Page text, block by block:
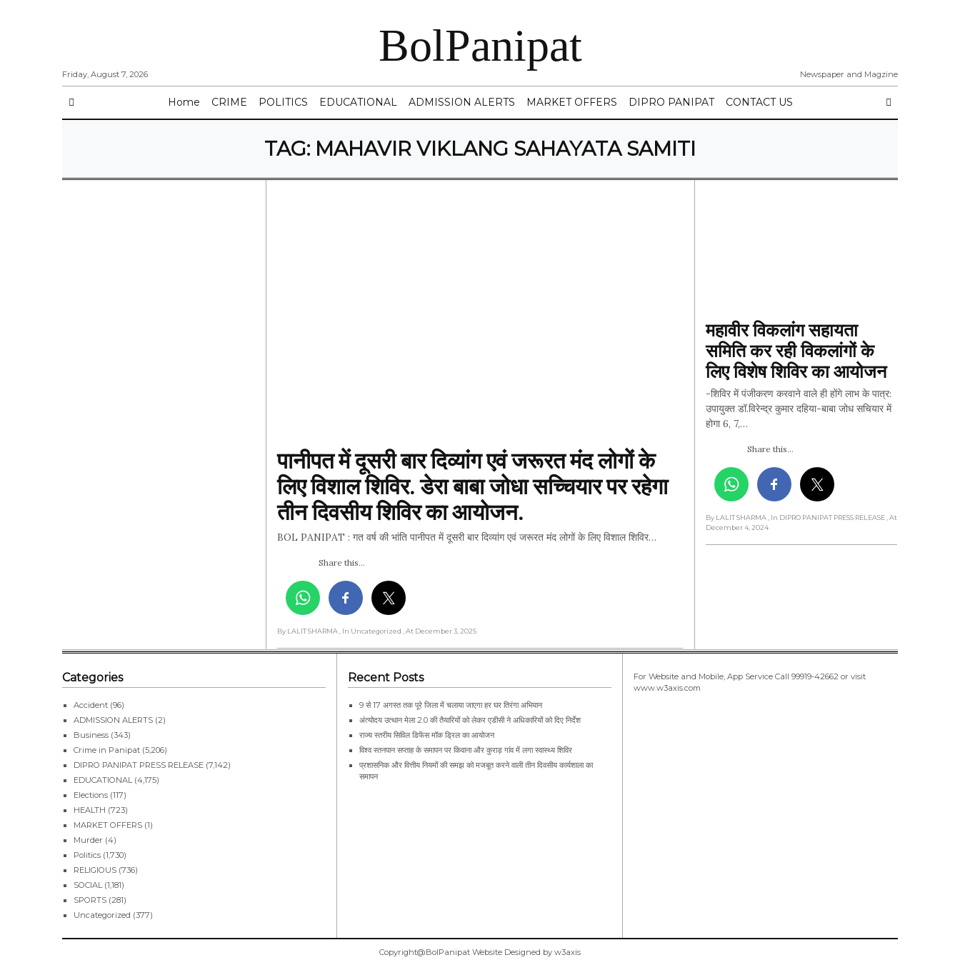
Friday, August 7, 2026
BolPanipat
Newspaper and Magzine
Home CRIME POLITICS EDUCATIONAL ADMISSION ALERTS MARKET OFFERS DIPRO PANIPAT CONTACT US
TAG: MAHAVIR VIKLANG SAHAYATA SAMITI
पानीपत में दूसरी बार दिव्यांग एवं जरूरत मंद लोगों के
लिए विशाल शिविर. डेरा बाबा जोधा सच्चियार पर रहेगा
तीन दिवसीय शिविर का आयोजन.
BOL PANIPAT : गत वर्ष की भांति पानीपत में दूसरी बार दिव्यांग एवं जरूरत मंद लोगों के लिए विशाल शिविर…
Share this...
By LALIT SHARMA , In Uncategorized , At December 3, 2025
महावीर विकलांग सहायता
समिति कर रही विकलांगों के
लिए विशेष शिविर का आयोजन
-शिविर में पंजीकरण करवाने वाले ही होंगे लाभ के पात्र:
उपायुक्त डॉ.विरेन्द्र कुमार दहिया-बाबा जोध सचियार में
होगा 6, 7,…
Share this...
By LALIT SHARMA , In DIPRO PANIPAT PRESS RELEASE , At
December 4, 2024
Categories
Accident (96)
ADMISSION ALERTS (2)
Business (343)
Crime in Panipat (5,206)
DIPRO PANIPAT PRESS RELEASE (7,142)
EDUCATIONAL (4,175)
Elections (117)
HEALTH (723)
MARKET OFFERS (1)
Murder (4)
Politics (1,730)
RELIGIOUS (736)
SOCIAL (1,181)
SPORTS (281)
Uncategorized (377)
Recent Posts
9 से 17 अगस्त तक पूरे जिला में चलाया जाएगा हर घर तिरंगा अभियान
अंत्योदय उत्थान मेला 2.0 की तैयारियों को लेकर एडीसी ने अधिकारियों को दिए निर्देश
राज्य स्तरीय सिविल डिफेंस मॉक ड्रिल का आयोजन
विश्व स्तनपान सप्ताह के समापन पर किवाना और कुराड़ गांव में लगा स्वास्थ्य शिविर
प्रशासनिक और वित्तीय नियमों की समझ को मजबूत करने वाली तीन दिवसीय कार्यशाला का
समापन
For Website and Mobile, App Service Call 99919-42662 or visit
www.w3axis.com
Copyright@BolPanipat Website Designed by w3axis